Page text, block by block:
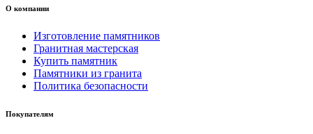
О компании
Изготовление памятников
Гранитная мастерская
Купить памятник
Памятники из гранита
Политика безопасности
Покупателям